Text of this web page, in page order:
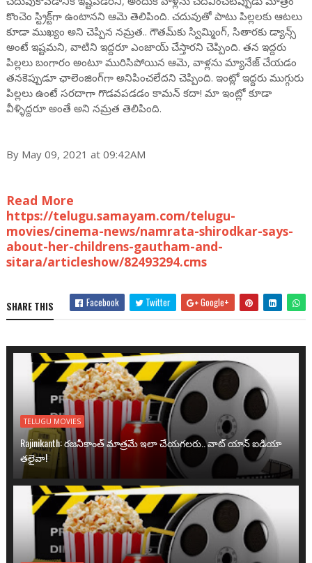
కొంచెం స్ట్రిక్ట్‌గా ఉంటానని ఆమె తెలిపింది. చదువుతో పాటు పిల్లలకు ఆటలు
కూడా ముఖ్యం అని చెప్పిన నమ్రత.. గౌతమ్‌కు స్విమ్మింగ్, సితారకు డ్యాన్స్‌
అంటే ఇష్టమని, వాటిని ఇద్దరూ ఎంజాయ్‌ చేస్తారని చెప్పింది. తన ఇద్దరు
పిల్లలు బంగారం అంటూ మురిసిపోయిన ఆమె, వాళ్లను మ్యానేజ్‌ చేయడం
తనకెప్పుడూ ఛాలెంజింగ్‌గా అనిపించలేదని చెప్పింది. ఇంట్లో ఇద్దరు ముగ్గురు
పిల్లలు ఉంటే సరదాగా గొడవపడడం కామన్‌ కదా! మా ఇంట్లో కూడా
వీళ్ళిద్దరూ అంతే అని నమ్రత తెలిపింది.
By May 09, 2021 at 09:42AM
Read More
https://telugu.samayam.com/telugu-
movies/cinema-news/namrata-shirodkar-says-
about-her-childrens-gautham-and-
sitara/articleshow/82493294.cms
SHARE THIS Facebook Twitter Google+
TELUGU MOVIES
Rajinikanth: రజనీకాంత్ మాత్రమే ఇలా చేయగలరు.. వాట్ యాన్ ఐడియా
తలైవా!